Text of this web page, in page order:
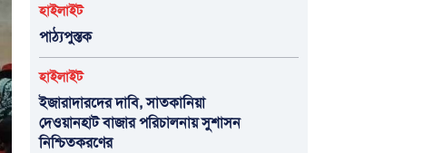
হাইলাইট
পাঠ্যপুস্তক
হাইলাইট
ইজারাদারদের দাবি, সাতকানিয়া
দেওয়ানহাট বাজার পরিচালনায় সুশাসন
নিশ্চিতকরণের